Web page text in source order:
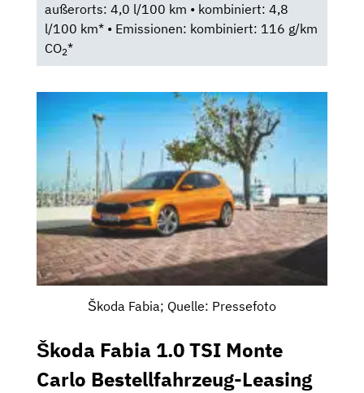
außerorts: 4,0 l/100 km • kombiniert: 4,8
l/100 km* • Emissionen: kombiniert: 116 g/km
CO2*
Škoda Fabia; Quelle: Pressefoto
Škoda Fabia 1.0 TSI Monte
Carlo Bestellfahrzeug-Leasing